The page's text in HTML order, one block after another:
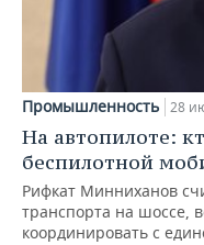
Промышленность 28
На автопилоте:
беспилотной
Рифкат Минниханов
транспорта на шоссе,
координировать с